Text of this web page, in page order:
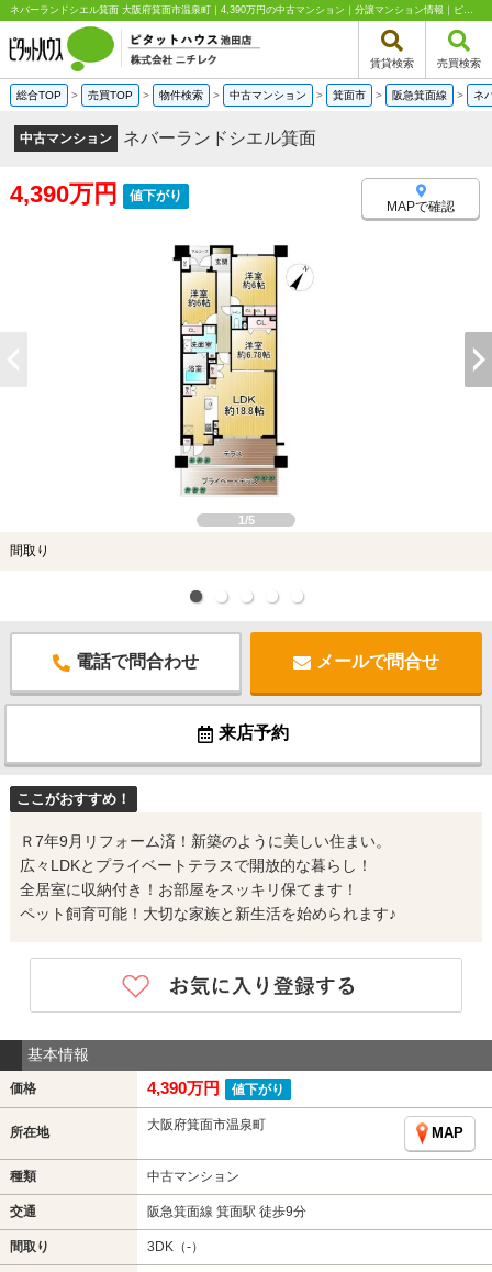
ネバーランドシエル箕面 大阪府箕面市温泉町｜4,390万円の中古マンション｜分譲マンション情報｜ピタットハウス池田店 株式会社ニチレク
賃貸検索 売買検索
総合TOP > 売買TOP > 物件検索 > 中古マンション > 箕面市 > 阪急箕面線 > ネ
中古マンション ネバーランドシエル箕面
4,390万円 値下がり
MAPで確認
1/5
間取り
電話で問合わせ メールで問合せ
来店予約
ここがおすすめ！
Ｒ7年9月リフォーム済！新築のように美しい住まい。
広々LDKとプライベートテラスで開放的な暮らし！
全居室に収納付き！お部屋をスッキリ保てます！
ペット飼育可能！大切な家族と新生活を始められます♪
基本情報
価格 4,390万円 値下がり
所在地 大阪府箕面市温泉町
MAP
種類 中古マンション
交通 阪急箕面線 箕面駅 徒歩9分
間取り 3DK（-）